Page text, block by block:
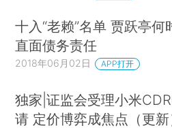
十入“老赖”名单 贾跃亭何
直面债务责任
2018年06月02日 APP打开
独家|证监会受理小米
请 定价博弈成焦点（更新